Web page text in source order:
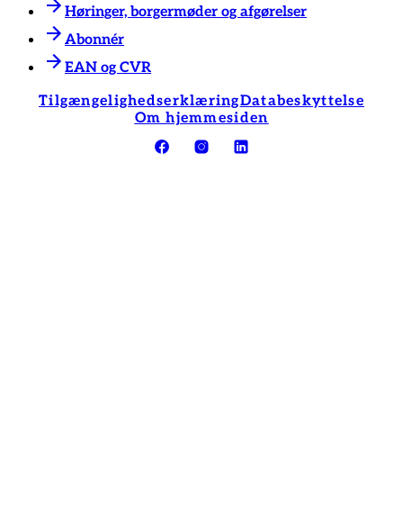
Høringer, borgermøder og afgørelser
Abonnér
EAN og CVR
TilgængelighedserklæringDatabeskyttelse
Om hjemmesiden